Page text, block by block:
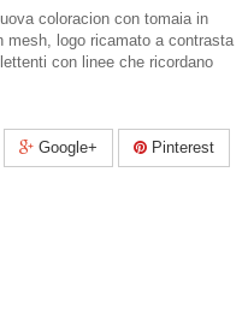
coloracion con tomaia in
logo ricamato a contrasta
con linee che ricordano
Google+ Pinterest